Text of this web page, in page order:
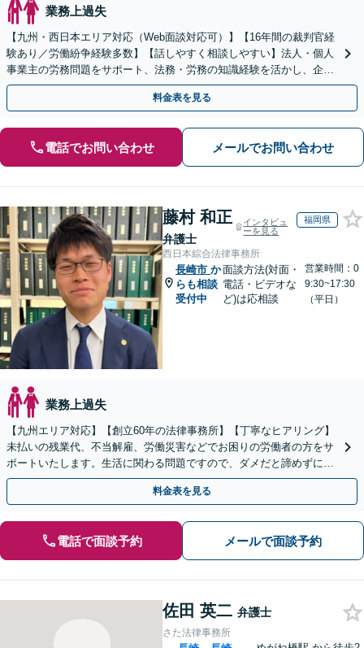
業務上過失
【九州・西日本エリア対応（Web面談対応可）】【16年間の裁判官経
験あり／労働紛争経験多数】【話しやすく相談しやすい】法人・個人
事業主の労務問題をサポート、法務・労務の知識経験を活かし、企業
側から御社の労働問題解決に尽力します。
料金表を見る
電話でお問い合わせ メールでお問い合わせ
藤村 和正
弁護士
インタビュ
ーを見る
福岡県
西日本綜合法律事務所
長崎市 か
らも相談
受付中
面談方法(対面・
電話・ビデオな
ど)は応相談
営業時間：0
9:30~17:30
（平日）
業務上過失
【九州エリア対応】【創立60年の法律事務所】【丁寧なヒアリング】
未払いの残業代、不当解雇、労働災害などでお困りの労働者の方をサ
ポートいたします。生活に関わる問題ですので、ダメだと諦めずに、
しっかりと労働者の権利を主張していきましょう。
料金表を見る
電話で面談予約 メールで面談予約
佐田 英二 弁護士
さた法律事務所